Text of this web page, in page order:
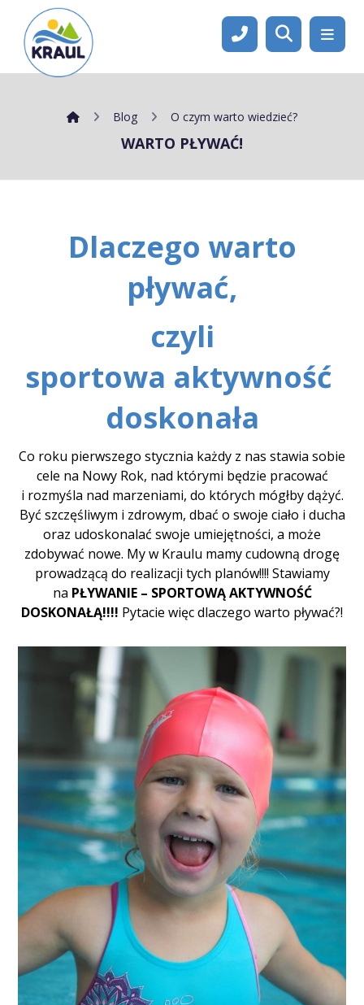
Blog O czym warto wiedzieć?
WARTO PŁYWAĆ!
Dlaczego warto
pływać,
czyli
sportowa aktywność
doskonała
Co roku pierwszego stycznia każdy z nas stawia sobie
cele na Nowy Rok, nad którymi będzie pracować
i rozmyśla nad marzeniami, do których mógłby dążyć.
Być szczęśliwym i zdrowym, dbać o swoje ciało i ducha
oraz udoskonalać swoje umiejętności, a może
zdobywać nowe. My w Kraulu mamy cudowną drogę
prowadzącą do realizacji tych planów!!!! Stawiamy
na PŁYWANIE – SPORTOWĄ AKTYWNOŚĆ
DOSKONAŁĄ!!!! Pytacie więc dlaczego warto pływać?!